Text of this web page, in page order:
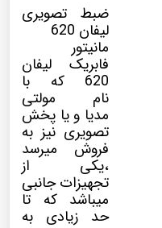
ضبط تصویری
لیفان 620
مانیتور
فابریک لیفان
620 که با
نام مولتی
مدیا و یا پخش
تصویری نیز به
فروش میرسد
،یکی از
تجهیزات جانبی
میباشد که تا
حد زیادی به